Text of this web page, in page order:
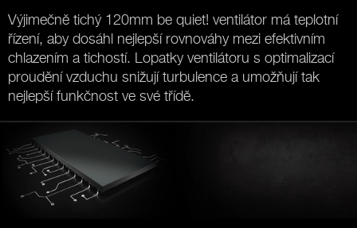
Výjimečně tichý 120mm be quiet! ventilátor má teplotní
řízení, aby dosáhl nejlepší rovnováhy mezi efektivním
chlazením a tichostí. Lopatky ventilátoru s optimalizací
proudění vzduchu snižují turbulence a umožňují tak
nejlepší funkčnost ve své třídě.